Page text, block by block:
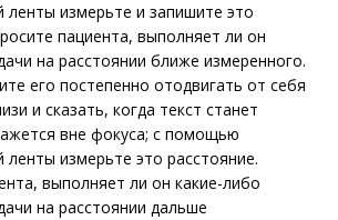
ленты измерьте и запишите это
пациента, выполняет ли он
на расстоянии ближе измеренного.
его постепенно отодвигать от себя
и сказать, когда текст станет
вне фокуса; с помощью
ленты измерьте это расстояние.
выполняет ли он какие-либо
на расстоянии дальше